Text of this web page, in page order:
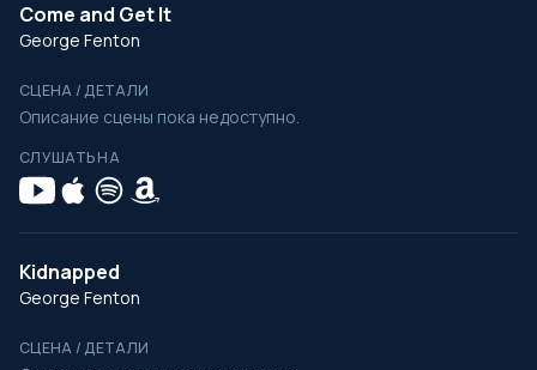
Come and Get It
George Fenton
СЦЕНА / ДЕТАЛИ
Описание сцены пока недоступно.
СЛУШАТЬ НА
Kidnapped
George Fenton
СЦЕНА / ДЕТАЛИ